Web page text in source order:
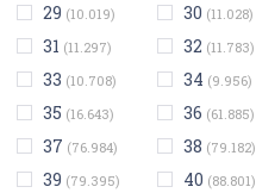
29 (10.019) 30 (11.028)
31 (11.297) 32 (11.783)
33 (10.708) 34 (9.956)
35 (16.643) 36 (61.885)
37 (76.984) 38 (79.182)
39 (79.395) 40 (88.801)